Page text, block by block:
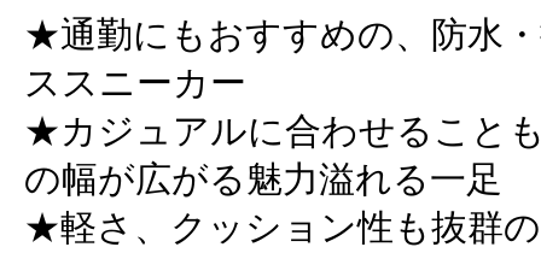
★通勤にもおすすめの、防水
ススニーカー
★カジュアルに合わせること
の幅が広がる魅力溢れる一足
★軽さ、クッション性も抜群